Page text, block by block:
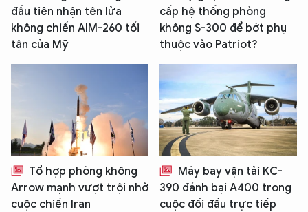
đầu tiên nhận tên lửa
không chiến AIM-260 tối
tân của Mỹ
cấp hệ thống phòng
không S-300 để bớt phụ
thuộc vào Patriot?
Tổ hợp phòng không
Arrow mạnh vượt trội nhờ
cuộc chiến Iran
Máy bay vận tải KC-
390 đánh bại A400 trong
cuộc đối đầu trực tiếp